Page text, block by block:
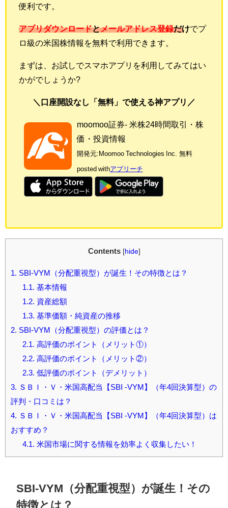
便利です。
アプリダウンロードとメールアドレス登録だけでプ
ロ級の米国株情報を無料で利用できます。
まずは、お試しでスマホアプリを利用してみてはい
かがでしょうか?
＼口座開設なし「無料」で使える神アプリ／
moomoo証券- 米株24時間取引・株
価・投資情報
開発元: Moomoo Technologies Inc. 無料
posted withアプリーチ
Contents [hide]
1. SBI-VYM（分配重視型）が誕生！その特徴とは？
1.1. 基本情報
1.2. 資産総額
1.3. 基準価額・純資産の推移
2. SBI-VYM（分配重視型）の評価とは？
2.1. 高評価のポイント（メリット①）
2.2. 高評価のポイント（メリット②）
2.3. 低評価のポイント（デメリット）
3. ＳＢＩ・Ｖ・米国高配当【SBI -VYM】（年4回決算型）の
評判・口コミは？
4. ＳＢＩ・Ｖ・米国高配当【SBI -VYM】（年4回決算型）は
おすすめ？
4.1. 米国市場に関する情報を効率よく収集したい！
SBI-VYM（分配重視型）が誕生！その
特徴とは？